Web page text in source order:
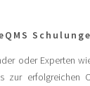
oder Experten
zur erfolgreichen